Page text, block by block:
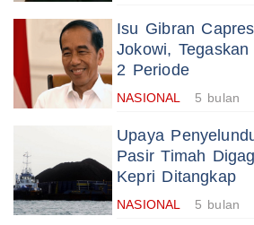
Isu Gibran
Jokowi,
2 Periode
NASIONAL 5 bulan
Upaya
Pasir Timah
Kepri Ditangkap
NASIONAL 5 bulan